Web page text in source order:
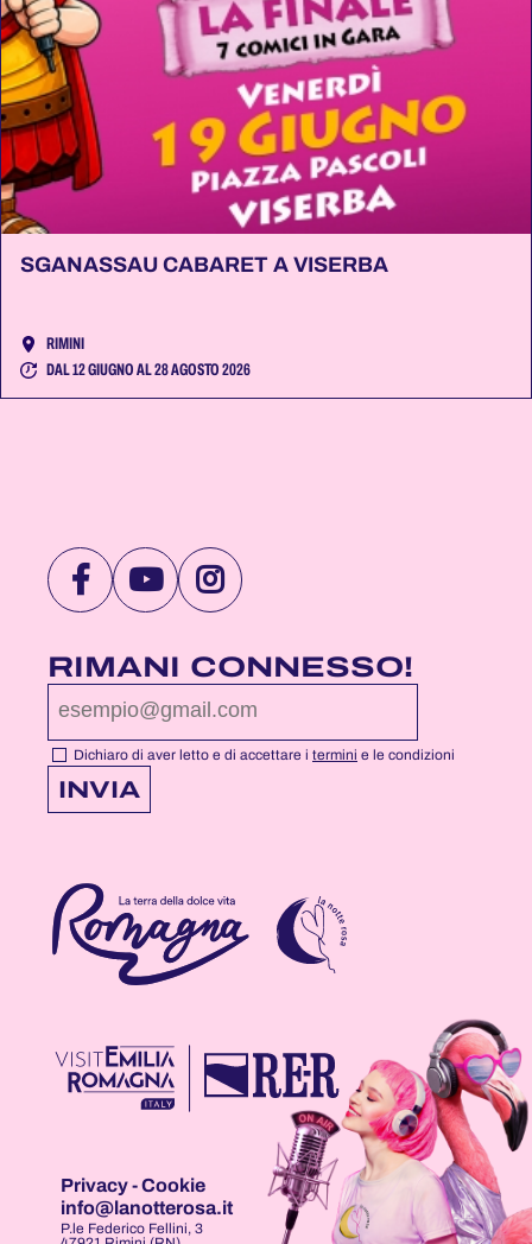
SGANASSAU CABARET A VISERBA
RIMINI
DAL 12 GIUGNO AL 28 AGOSTO 2026
VISITA
PAGINA
FACEBOOK
DI
NOTTEROSA
VISITA
PAGINA
YOUTUBE
DI
NOTTEROSA
VISITA
PAGINA
INSTAGRAM
DI
NOTTEROSA
RIMANI CONNESSO!
Dichiaro di aver letto e di accettare i termini e le condizioni
INVIA
Privacy-Cookie
info@lanotterosa.it
P.le Federico Fellini, 3